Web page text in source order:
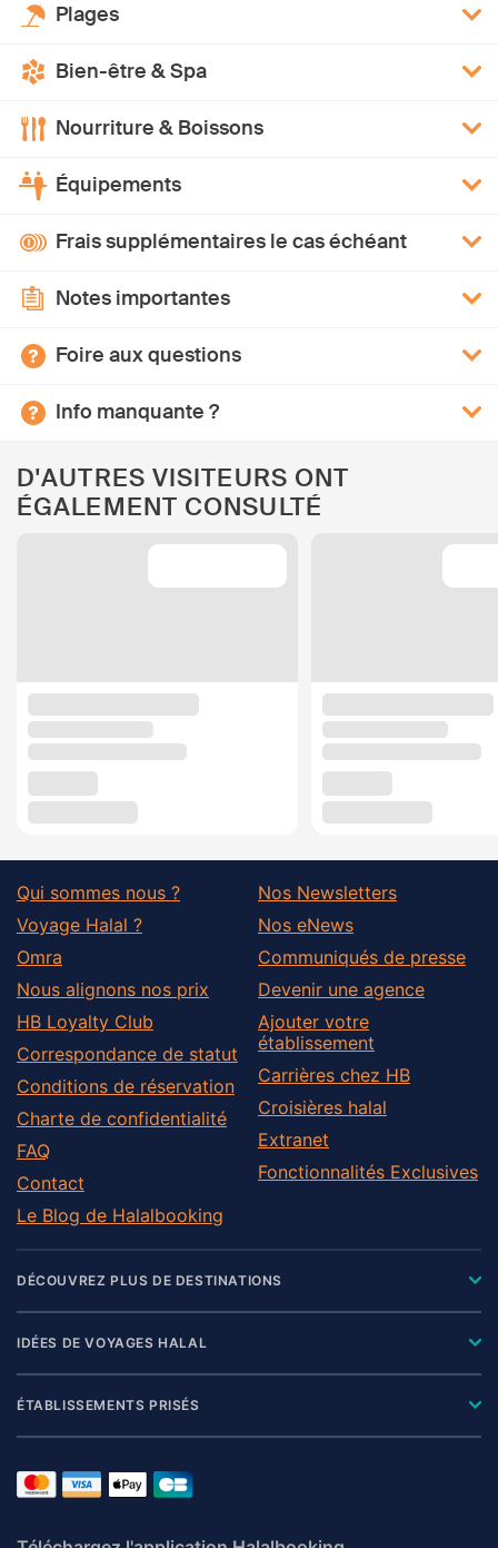
Plages
Bien-être & Spa
Nourriture & Boissons
Équipements
Frais supplémentaires le cas échéant
Notes importantes
Foire aux questions
Info manquante ?
D'AUTRES VISITEURS ONT
ÉGALEMENT CONSULTÉ
Qui sommes nous ?
Voyage Halal ?
Omra
Nous alignons nos prix
HB Loyalty Club
Correspondance de statut
Conditions de réservation
Charte de confidentialité
FAQ
Contact
Le Blog de Halalbooking
Nos Newsletters
Nos eNews
Communiqués de presse
Devenir une agence
Ajouter votre
établissement
Carrières chez HB
Croisières halal
Extranet
Fonctionnalités Exclusives
DÉCOUVREZ PLUS DE DESTINATIONS
IDÉES DE VOYAGES HALAL
ÉTABLISSEMENTS PRISÉS